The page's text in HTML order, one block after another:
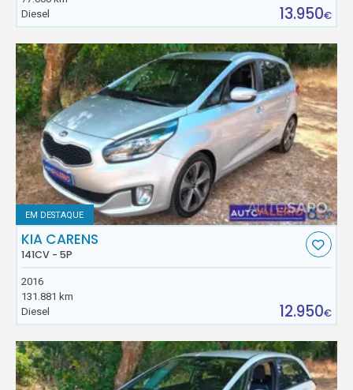
Diesel
13.950€
EM DESTAQUE
KIA CARENS
141CV - 5P
2016
131.881 km
Diesel
12.950€